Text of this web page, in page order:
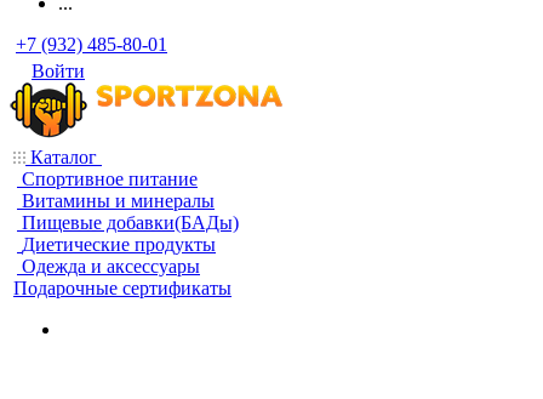
+7 (932) 485-80-01
Войти
Каталог
Спортивное питание
Витамины и минералы
Пищевые добавки(БАДы)
Диетические продукты
Одежда и аксессуары
Подарочные сертификаты